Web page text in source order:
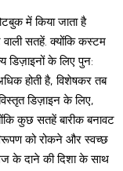
में किया जाता है
सतहें. क्योंकि कस्टम
डिज़ाइनों के लिए पुन:
होती है, विशेषकर तब
डिज़ाइन के लिए,
कुछ सतहें बारीक बनावट
को रोकने और स्वच्छ
के दाने की दिशा के साथ